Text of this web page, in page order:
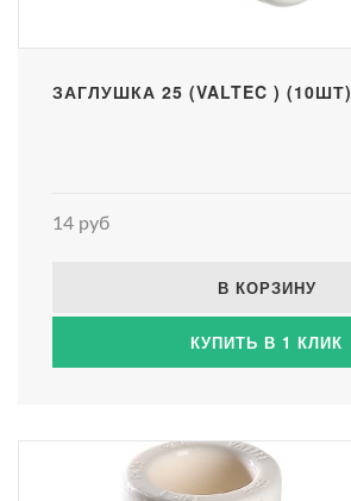
ЗАГЛУШКА 25 (VALTEC ) (10ШТ)
14 руб
В КОРЗИНУ
КУПИТЬ В 1 КЛИК